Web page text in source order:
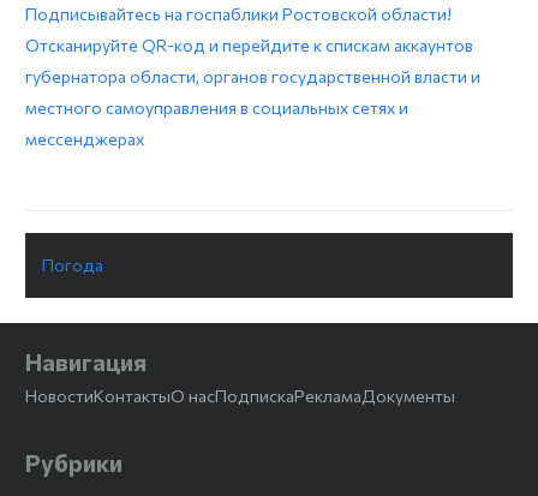
Подписывайтесь на госпаблики Ростовской области!
Отсканируйте QR-код и перейдите к спискам аккаунтов
губернатора области, органов государственной власти и
местного самоуправления в социальных сетях и
мессенджерах
Погода
Навигация
НовостиКонтактыО насПодпискаРекламаДокументы
Рубрики